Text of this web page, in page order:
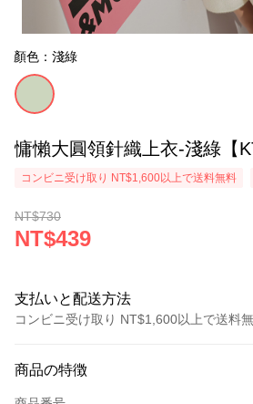
顏色：淺綠
慵懶大圓領針織上衣-淺綠【
コンビニ受け取り NT$1,600以上で送料無料
NT$730
NT$439
支払いと配送方法
コンビニ受け取り NT$1,600以上で送料
クレジットカード1回払い
商品の特徴